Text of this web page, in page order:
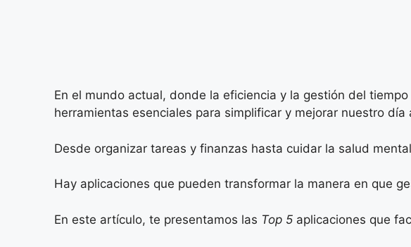
En el mundo actual, donde la eficiencia y la gestión del
herramientas esenciales para simplificar y mejorar nuestro
Desde organizar tareas y finanzas hasta cuidar la salud
Hay aplicaciones que pueden transformar la manera en que
En este artículo, te presentamos las Top 5 aplicaciones que